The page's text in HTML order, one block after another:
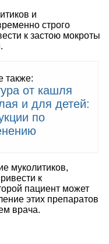
и
строго
к застою мокроты
также:
от кашля
и для детей:
по
муколитиков,
к
пациент может
этих препаратов
врача.